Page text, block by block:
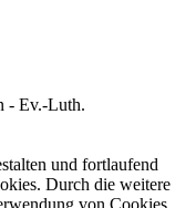
- Ev.-Luth.
und fortlaufend
Durch die weitere
von Cookies